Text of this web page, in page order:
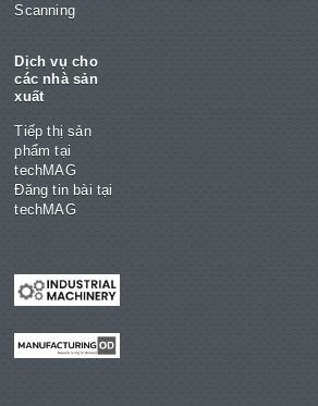
Scanning
Dịch vụ cho
các nhà sản
xuất
Tiếp thị sản
phẩm tại
techMAG
Đăng tin bài tại
techMAG